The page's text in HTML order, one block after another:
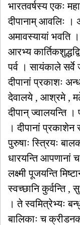
भारतवर्षस्य एकः
दीपानाम् आवलिः ।
अमावस्यायां भवति
आरभ्य
पर्व । सायंकाले सर्वे
दीपानां प्रकाशः
देवालये , आश्रमे , मठे
दीपान् ज्वालयन्ति
। दीपानां
पुरुषाः स्त्रियः
धारयन्ति आपणानां
लक्ष्मी पूजयन्ति
स्वच्छानि कुर्वन्ति ,
। ते स्वमित्रेभ्यः
बालिकाः च